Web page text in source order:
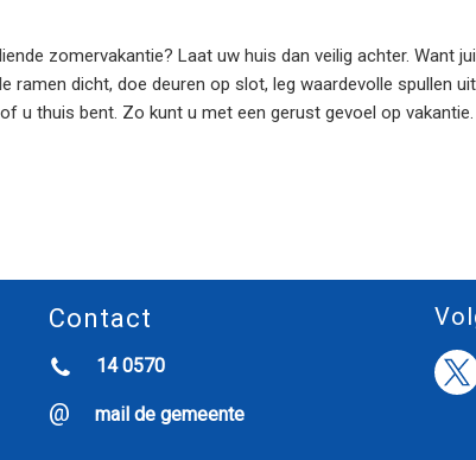
zomervakantie? Laat uw huis dan veilig achter. Want
ramen dicht, doe deuren op slot, leg waardevolle spullen
u thuis bent. Zo kunt u met een gerust gevoel op
Contact
14 0570
mail de gemeente